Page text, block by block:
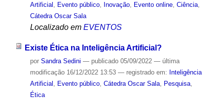
Artificial
Evento público, Inovação, Evento online, Ciência,
Cátedra Oscar Sala
Localizado em EVENTOS
Existe Ética na Inteligência Artificial?
por Sandra Sedini — publicado05/09/2022 — última
modificação16/12/2022 13:53 — registrado em: Inteligência
Artificial , Evento público, Cátedra Oscar Sala, Pesquisa,
Ética